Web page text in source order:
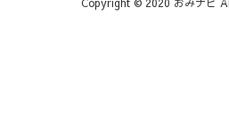
Copyright © 2020 おみナビ